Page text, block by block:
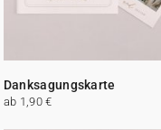
Danksagungskarte
ab 1,90 €